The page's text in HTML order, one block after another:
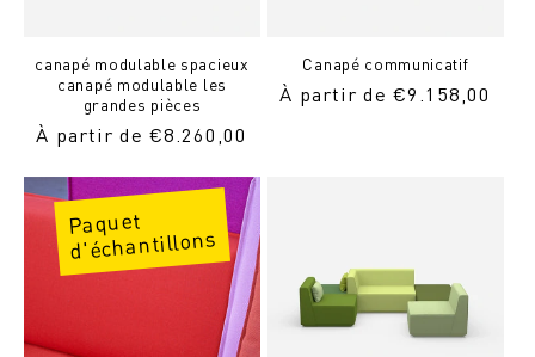
canapé modulable spacieux
canapé modulable les
grandes pièces
Prix
À partir de €8.260,00
Canapé communicatif
Prix
À partir de €9.158,00
Paquet
d'échantillons